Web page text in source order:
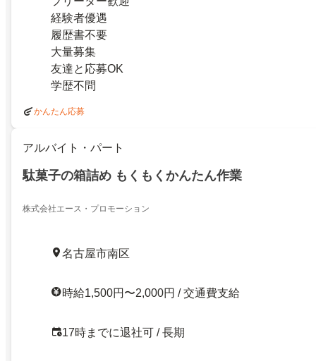
経験者優遇
履歴書不要
大量募集
友達と応募OK
学歴不問
かんたん応募
アルバイト・パート
駄菓子の箱詰め もくもくかんたん作業
株式会社エース・プロモーション
名古屋市南区
時給1,500円〜2,000円 / 交通費支給
17時までに退社可 / 長期